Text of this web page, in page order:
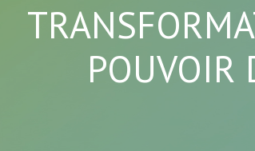
POUVOIR